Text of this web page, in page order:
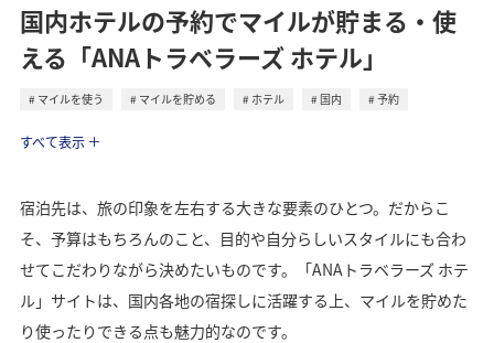
国内ホテルの予約でマイルが貯まる・使
える「ANAトラベラーズ ホテル」
マイルを使う マイルを貯める ホテル 国内
予約
すべて表示
宿泊先は、旅の印象を左右する大きな要素のひとつ。だからこ
そ、予算はもちろんのこと、目的や自分らしいスタイルにも合わ
せてこだわりながら決めたいものです。「ANAトラベラーズ ホテ
ル」サイトは、国内各地の宿探しに活躍する上、マイルを貯めた
り使ったりできる点も魅力的なのです。